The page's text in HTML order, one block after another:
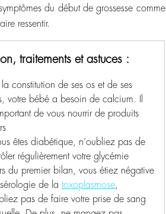
du début de grossesse comme
ressentir.
traitements et astuces :
la constitution de ses os et de ses
votre bébé a besoin de calcium. Il
de vous nourrir de produits
êtes diabétique, n’oubliez pas de
régulièrement votre glycémie
du premier bilan, vous étiez négative
de latoxoplasmose
pas de faire votre prise de sang